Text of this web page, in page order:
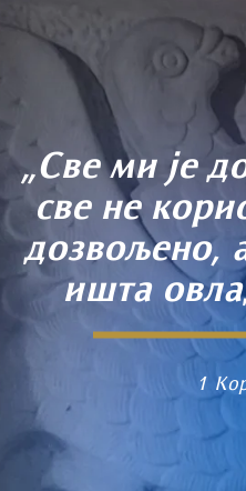
„Све ми је
све не
дозвољено,
ишта
1